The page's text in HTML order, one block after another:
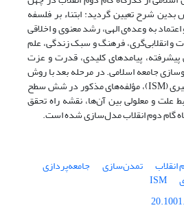
شرح تعیین گردید: ابتناء بر فلسفه
به وعده‌‌ی الهی، رشد معنوی و اخلاقی
و انقلابی‌گری، فرهنگ و سبک زندگی، علم
پیشرفته، پیامدهای کلیدی، قدرت و عزت
جامعه اسلامی. در مرحله بعد با روش
مدل‌سازی ساختاری- تفسیری (ISM)، مؤلفه‌های مذکور در شش سطح
علت و معلولی بین آن‌ها، نقشه راه تحقق
گام دوم انقلاب مدل‌سازی شده است.
انقلاب تمدن‌سازی جامعه‌پردازی
ISM